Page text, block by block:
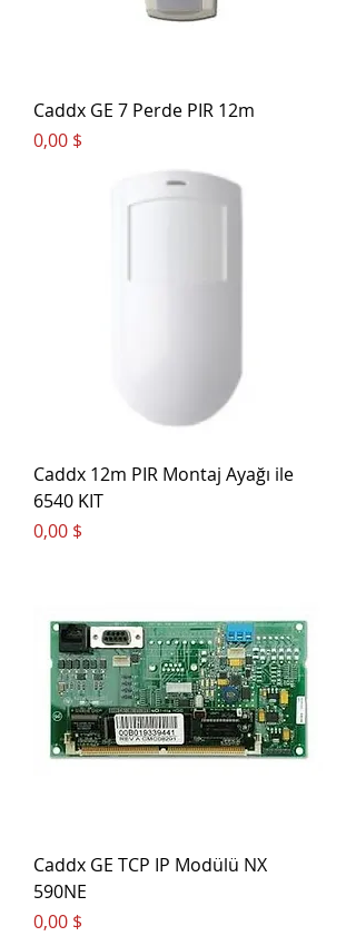
Caddx GE 7 Perde PIR 12m
Цена
0,00 $
Caddx 12m PIR Montaj Ayağı ile
6540 KIT
Цена
0,00 $
Caddx GE TCP IP Modülü NX
590NE
Цена
0,00 $